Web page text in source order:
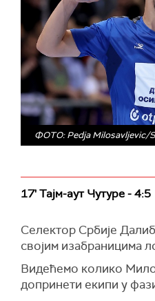
ФОТО: Pedja Milosavljevic/
17' Тајм-аут Чутуре - 4:5
Селектор Србије
својим изабраницима
Видећемо колико
допринети екипи у